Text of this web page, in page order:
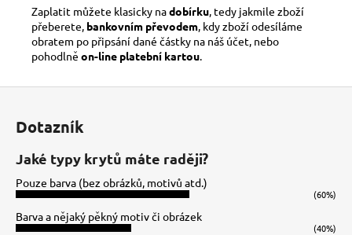
Zaplatit můžete klasicky nadobírku , tedy jakmile zboží
přeberete, bankovním převodem , kdy zboží odesíláme
obratem po připsání dané částky na náš účet, nebo
pohodlně on-line platební kartou
Dotazník
Jaké typy krytů máte raději?
Pouze barva (bez obrázků, motivů atd.)
(60%)
Barva a nějaký pěkný motiv či obrázek
(40%)